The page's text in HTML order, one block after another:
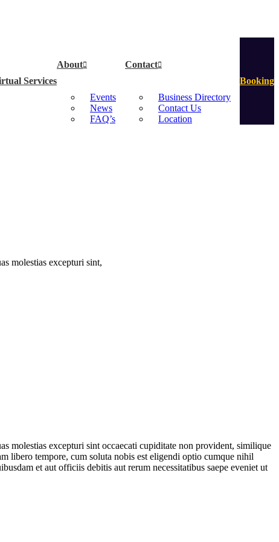
Services
About
Events
News
FAQ’s
Contact
Business Directory
Contact Us
Location
Booking
molestias excepturi sint,
molestias excepturi sint occaecati cupiditate non provident, similique
libero tempore, cum soluta nobis est eligendi optio cumque nihil
et aut officiis debitis aut rerum necessitatibus saepe eveniet ut